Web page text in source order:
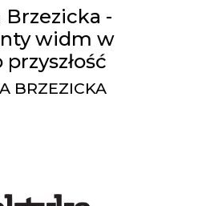
Brzezicka -
widm w
BRZEZICKA